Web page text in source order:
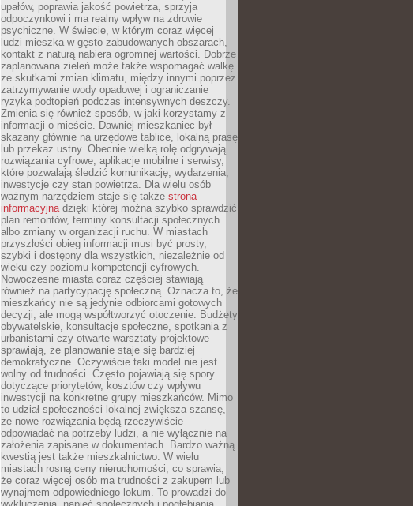
upałów, poprawia jakość powietrza, sprzyja
odpoczynkowi i ma realny wpływ na zdrowie
psychiczne. W świecie, w którym coraz więcej
ludzi mieszka w gęsto zabudowanych obszarach,
kontakt z naturą nabiera ogromnej wartości. Dobrze
zaplanowana zieleń może także wspomagać walkę
ze skutkami zmian klimatu, między innymi poprzez
zatrzymywanie wody opadowej i ograniczanie
ryzyka podtopień podczas intensywnych deszczy.
Zmienia się również sposób, w jaki korzystamy z
informacji o mieście. Dawniej mieszkaniec był
skazany głównie na urzędowe tablice, lokalną prasę
lub przekaz ustny. Obecnie wielką rolę odgrywają
rozwiązania cyfrowe, aplikacje mobilne i serwisy,
które pozwalają śledzić komunikację, wydarzenia,
inwestycje czy stan powietrza. Dla wielu osób
ważnym narzędziem staje się także strona
informacyjnadzięki której można szybko sprawdzić
plan remontów, terminy konsultacji społecznych
albo zmiany w organizacji ruchu. W miastach
przyszłości obieg informacji musi być prosty,
szybki i dostępny dla wszystkich, niezależnie od
wieku czy poziomu kompetencji cyfrowych.
Nowoczesne miasta coraz częściej stawiają
również na partycypację społeczną. Oznacza to, że
mieszkańcy nie są jedynie odbiorcami gotowych
decyzji, ale mogą współtworzyć otoczenie. Budżety
obywatelskie, konsultacje społeczne, spotkania z
urbanistami czy otwarte warsztaty projektowe
sprawiają, że planowanie staje się bardziej
demokratyczne. Oczywiście taki model nie jest
wolny od trudności. Często pojawiają się spory
dotyczące priorytetów, kosztów czy wpływu
inwestycji na konkretne grupy mieszkańców. Mimo
to udział społeczności lokalnej zwiększa szansę,
że nowe rozwiązania będą rzeczywiście
odpowiadać na potrzeby ludzi, a nie wyłącznie na
założenia zapisane w dokumentach. Bardzo ważną
kwestią jest także mieszkalnictwo. W wielu
miastach rosną ceny nieruchomości, co sprawia,
że coraz więcej osób ma trudności z zakupem lub
wynajmem odpowiedniego lokum. To prowadzi do